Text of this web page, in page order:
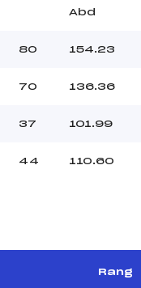
Abd
80 154.23
70 136.36
37 101.99
44 110.60
Rang